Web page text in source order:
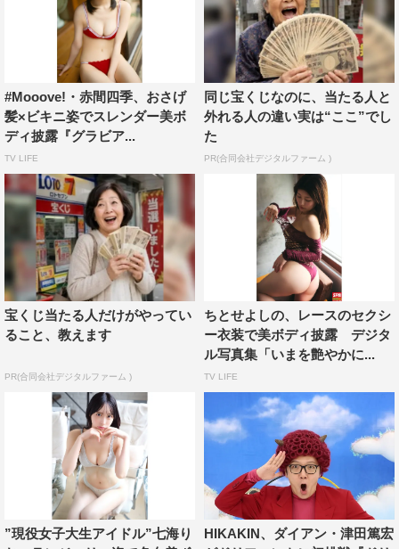
#Mooove!・赤間四季、おさげ
髪×ビキニ姿でスレンダー美ボ
ディ披露『グラビア...
TV LIFE
同じ宝くじなのに、当たる人と
外れる人の違い実は“ここ”でし
た
PR(合同会社デジタルファーム )
宝くじ当たる人だけがやってい
ること、教えます
PR(合同会社デジタルファーム )
ちとせよしの、レースのセクシ
ー衣装で美ボディ披露 デジタ
ル写真集「いまを艶やかに...
TV LIFE
”現役女子大生アイドル”七海り
HIKAKIN、ダイアン・津田篤宏